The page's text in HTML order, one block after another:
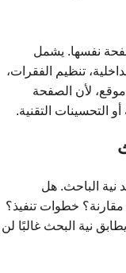
نفسها. يشمل
تنظيم الفقرات،
موقع، لأن الصفحة
التحسينات التقنية.
نية الباحث. هل
مقارنة؟ خطوات تنفيذ؟
نية البحث غالبًا لن